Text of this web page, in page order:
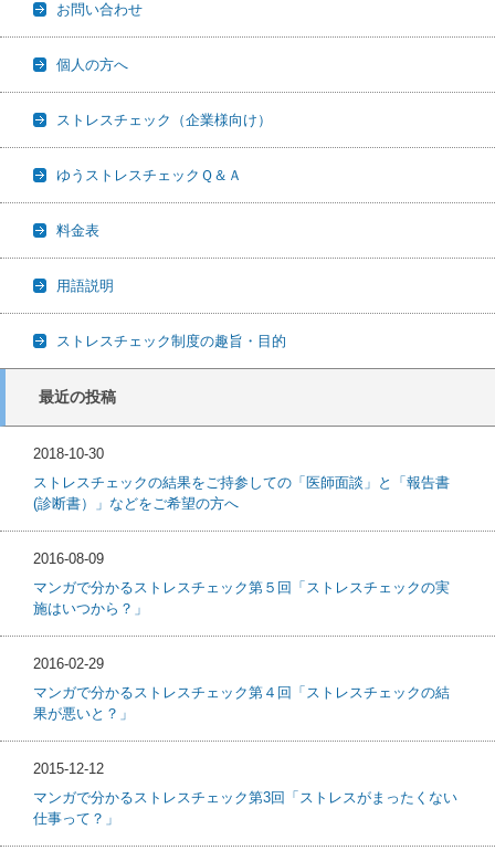
お問い合わせ
個人の方へ
ストレスチェック（企業様向け）
ゆうストレスチェックＱ＆Ａ
料金表
用語説明
ストレスチェック制度の趣旨・目的
最近の投稿
2018-10-30
ストレスチェックの結果をご持参しての「医師面談」と「報告書
(診断書）」などをご希望の方へ
2016-08-09
マンガで分かるストレスチェック第５回「ストレスチェックの実
施はいつから？」
2016-02-29
マンガで分かるストレスチェック第４回「ストレスチェックの結
果が悪いと？」
2015-12-12
マンガで分かるストレスチェック第3回「ストレスがまったくない
仕事って？」